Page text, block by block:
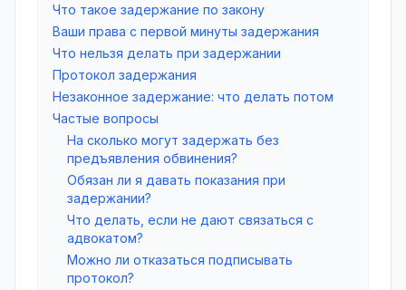
Что такое задержание по закону
Ваши права с первой минуты задержания
Что нельзя делать при задержании
Протокол задержания
Незаконное задержание: что делать потом
Частые вопросы
На сколько могут задержать без
предъявления обвинения?
Обязан ли я давать показания при
задержании?
Что делать, если не дают связаться с
адвокатом?
Можно ли отказаться подписывать
протокол?